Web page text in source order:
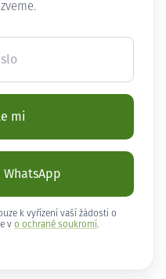
mi
k vyřízení vaší žádosti o
v o ochraně soukromí .